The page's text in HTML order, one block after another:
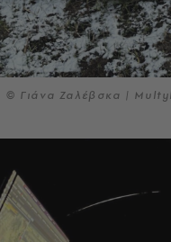
© Γιάνα Ζαλέβσκα |